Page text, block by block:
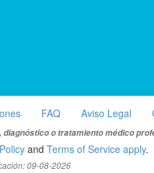
FAQ Aviso Legal
o tratamiento médico
and Terms of Service apply.
09-08-2026